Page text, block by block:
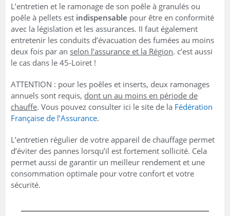
L’entretien et le ramonage de son poêle à granulés ou
poêle à pellets est indispensable pour être en conformité
avec la législation et les assurances. II faut également
entretenir les conduits d’évacuation des fumées au moins
deux fois par an selon l’assurance et la Région. c’est aussi
le cas dans le 45-Loiret !
ATTENTION : pour les poêles et inserts, deux ramonages
annuels sont requis, dont un au moins en période de
chauffe. Vous pouvez consulter ici le site de la Fédération
Française de l’Assurance.
L’entretien régulier de votre appareil de chauffage permet
d’éviter des pannes lorsqu’il est fortement sollicité. Cela
permet aussi de garantir un meilleur rendement et une
consommation optimale pour votre confort et votre
sécurité.